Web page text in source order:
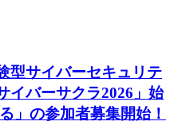
型サイバーセキュリテ
イバーサクラ2026」始
」の参加者募集開始！